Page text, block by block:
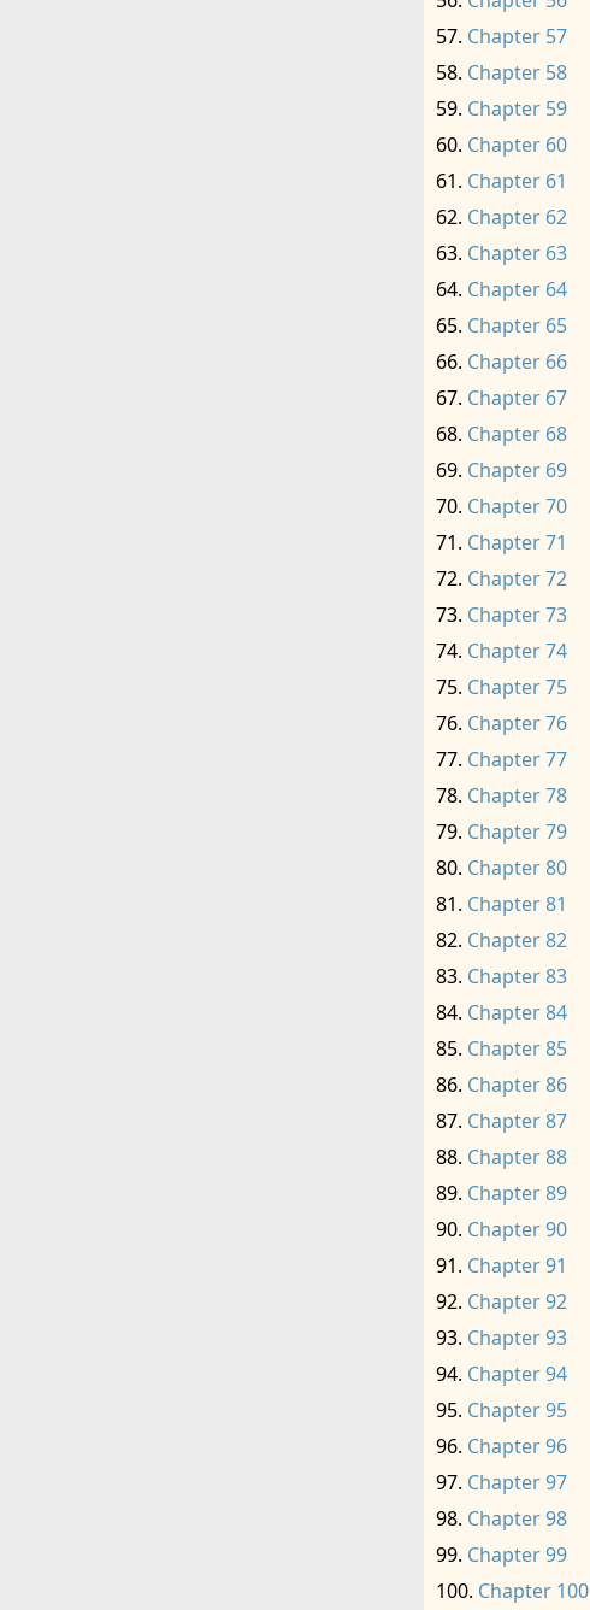
Chapter 57
Chapter 58
Chapter 59
Chapter 60
Chapter 61
Chapter 62
Chapter 63
Chapter 64
Chapter 65
Chapter 66
Chapter 67
Chapter 68
Chapter 69
Chapter 70
Chapter 71
Chapter 72
Chapter 73
Chapter 74
Chapter 75
Chapter 76
Chapter 77
Chapter 78
Chapter 79
Chapter 80
Chapter 81
Chapter 82
Chapter 83
Chapter 84
Chapter 85
Chapter 86
Chapter 87
Chapter 88
Chapter 89
Chapter 90
Chapter 91
Chapter 92
Chapter 93
Chapter 94
Chapter 95
Chapter 96
Chapter 97
Chapter 98
Chapter 99
Chapter 100